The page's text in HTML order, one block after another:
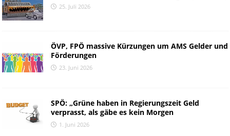
25. Juli 2026
ÖVP, FPÖ massive Kürzungen um AMS Gelder und
Förderungen
23. Juni 2026
SPÖ: „Grüne haben in Regierungszeit Geld
verprasst, als gäbe es kein Morgen
1. Juni 2026